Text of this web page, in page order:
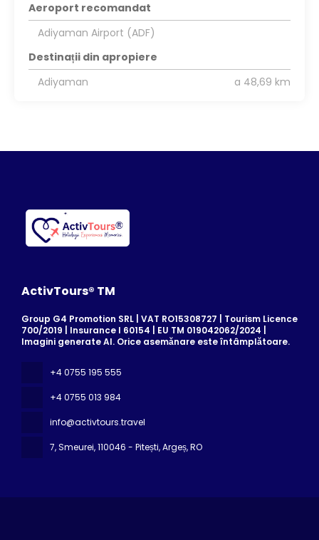
Aeroport recomandat
Adiyaman Airport (ADF)
Destinații din apropiere
Adiyaman
a 48,69 km
ActivTours® TM
Group G4 Promotion SRL | VAT RO15308727 | Tourism Licence
700/2019 | Insurance I 60154 | EU TM 019042062/2024 |
Imagini generate AI. Orice asemănare este întâmplătoare.
+4 0755 195 555
+4 0755 013 984
info@activtours.travel
7, Smeurei, 110046 - Pitești, Argeș, RO